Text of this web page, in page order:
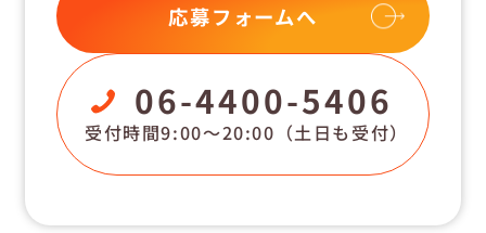
応募フォームへ
06-4400-5406
受付時間9:00〜20:00 （土日も受付）